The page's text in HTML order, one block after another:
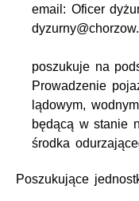
email: Oficer
poszukuje na
Prowadzenie
lądowym,
będącą w stanie
środka
Poszukujące